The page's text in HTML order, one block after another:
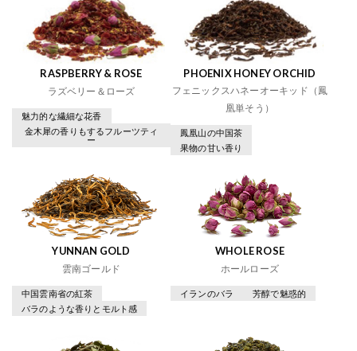
RASPBERRY & ROSE
ラズベリー＆ローズ
魅力的な繊細な花香
金木犀の香りもするフルーツティ
ー
PHOENIX HONEY ORCHID
フェニックスハネーオーキッド（鳳
凰単そう）
鳳凰山の中国茶
果物の甘い香り
YUNNAN GOLD
雲南ゴールド
中国雲南省の紅茶
バラのような香りとモルト感
WHOLE ROSE
ホールローズ
イランのバラ 芳醇で魅惑的